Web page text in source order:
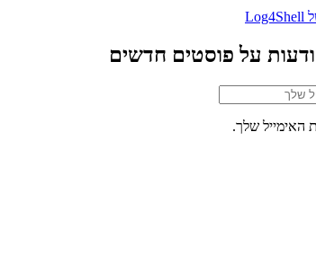
על פוסטים חדשים
האימייל שלך.